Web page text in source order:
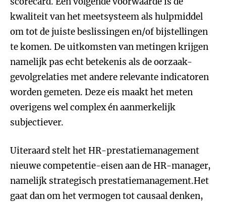
kwaliteit van het meetsysteem als hulpmiddel
om tot de juiste beslissingen en/of bijstellingen
te komen. De uitkomsten van metingen krijgen
namelijk pas echt betekenis als de oorzaak-
gevolgrelaties met andere relevante indicatoren
worden gemeten. Deze eis maakt het meten
overigens wel complex én aanmerkelijk
subjectiever.
Uiteraard stelt het HR-prestatiemanagement
nieuwe competentie-eisen aan de HR-manager,
namelijk strategisch prestatiemanagement.Het
gaat dan om het vermogen tot causaal denken,